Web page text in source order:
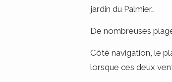
jardin du Palmier…
De nombreuses
Côté navigation, le
lorsque ces deux